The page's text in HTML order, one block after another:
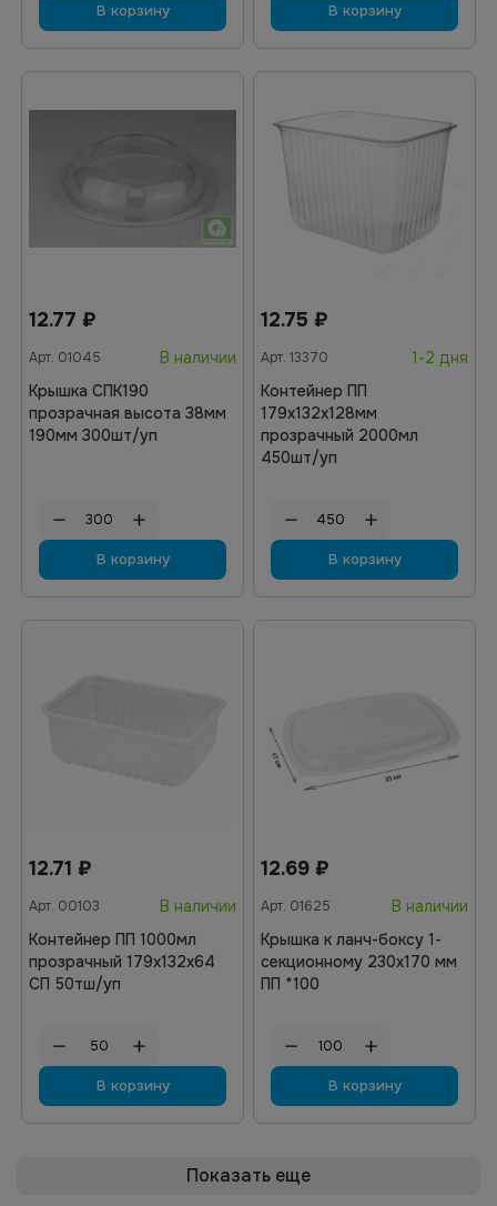
В корзину В корзину
12.77 ₽
Арт. 01045
В наличии
Крышка СПК190
прозрачная высота 38мм
190мм 300шт/уп
В корзину
12.75 ₽
Арт. 13370
1-2 дня
Контейнер ПП
179х132х128мм
прозрачный 2000мл
450шт/уп
В корзину
12.71 ₽
Арт. 00103
В наличии
Контейнер ПП 1000мл
прозрачный 179х132х64
СП 50тш/уп
В корзину
12.69 ₽
Арт. 01625
В наличии
Крышка к ланч-боксу 1-
секционному 230х170 мм
ПП *100
В корзину
Показать еще